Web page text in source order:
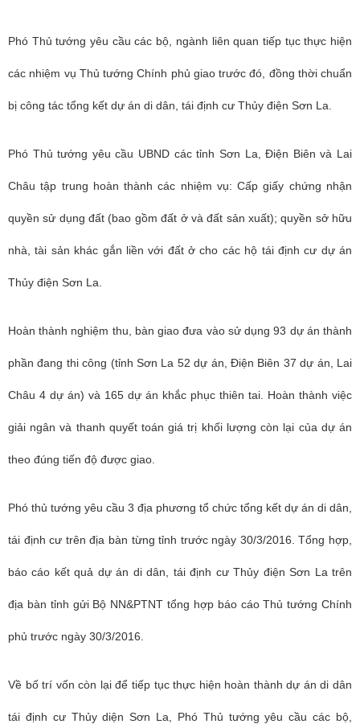
Phó Thủ tướng yêu cầu các bộ, ngành liên quan tiếp tục thực hiện
các nhiệm vụ Thủ tướng Chính phủ giao trước đó, đồng thời chuẩn
bị công tác tổng kết dự án di dân, tái định cư Thủy điện Sơn La.
Phó Thủ tướng yêu cầu UBND các tỉnh Sơn La, Điện Biên và Lai
Châu tập trung hoàn thành các nhiệm vụ: Cấp giấy chứng nhận
quyền sử dụng đất (bao gồm đất ở và đất sản xuất); quyền sở hữu
nhà, tài sản khác gắn liền với đất ở cho các hộ tái định cư dự án
Thủy điện Sơn La.
Hoàn thành nghiệm thu, bàn giao đưa vào sử dụng 93 dự án thành
phần đang thi công (tỉnh Sơn La 52 dự án, Điện Biên 37 dự án, Lai
Châu 4 dự án) và 165 dự án khắc phục thiên tai. Hoàn thành việc
giải ngân và thanh quyết toán giá trị khối lượng còn lại của dự án
theo đúng tiến độ được giao.
Phó thủ tướng yêu cầu 3 địa phương tổ chức tổng kết dự án di dân,
tái định cư trên địa bàn từng tỉnh trước ngày 30/3/2016. Tổng hợp,
báo cáo kết quả dự án di dân, tái định cư Thủy điện Sơn La trên
địa bàn tỉnh gửi Bộ NN&PTNT tổng hợp báo cáo Thủ tướng Chính
phủ trước ngày 30/3/2016.
Về bố trí vốn còn lại để tiếp tục thực hiện hoàn thành dự án di dân
tái định cư Thủy diện Sơn La, Phó Thủ tướng yêu cầu các bộ,